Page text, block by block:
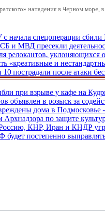
нападения в Черном море,
с начала спецоперации
и МВД пресекли
релокантов, уклоняющихся
«креативные и
10 пострадали после атаки
при взрыве у кафе на
объявлен в розыск за
дома в Подмосковье -
Архнадзора по защите
КНР, Иран и КНДР
будет постепенно